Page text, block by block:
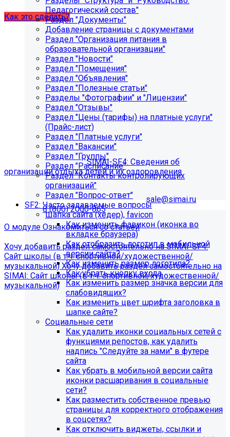
обновлений».
Как это сделать?
Как добавить раздел "Сведения об
организации отдыха детей и их
оздоровления"?
Приобретите модульSIMAI-SF4: Сведения об
организации отдыха детей и их оздоровления
Для приобретения модуля необходимо обратиться в
отдел продаж по электронной почте sale@simai.ru
телефону8 (800) 2000-865
О модуле Ознакомиться со статьей
Хочу добавить раздел самостоятельно на SIMAI-SF4:
Сайт школы (в т.ч. спортивной/художественной/
музыкальной) Хочу добавить раздел самостоятельно на
SIMAI: Сайт школы (в т.ч. спортивной/художественной/
музыкальной)
Информация по появлению ошибки
[MP_LICENSE_VIOLATION] В вашу лицензию не входит
модуль SIMAI-SF4: Сведения об образовательной
организации (simai.sveden)
В связи с новыми требованиями Приказа 1493
Рособнадзора нами были внесены изменения в
поставку готовых решений для образовательных
Теперь в сборку готовых решений для образовательных
организаций входит модуль SIMAI-SF4: Сведения об
образовательной организации (simai.sveden). Для
Педагогический состав"
Раздел "Документы"
Добавление страницы с документами
Раздел "Организация питания в
образовательной организации"
Раздел "Новости"
Раздел "Помещения"
Раздел "Объявления"
Раздел "Полезные статьи"
Разделы "Фотографии" и "Лицензии"
Раздел "Отзывы"
Раздел "Цены (тарифы) на платные услуги"
(Прайс-лист)
Раздел "Платные услуги"
Раздел "Вакансии"
Раздел "Группы"
Раздел "Расписание"
Раздел "Контакты контролирующих
организаций"
Раздел "Вопрос-ответ"
SF2: Часто задаваемые вопросы
Шапка сайта (хедер), favicon
Как изменить фавикон (иконка во
вкладке браузера)
Как отобразить логотип в мобильной
версии сайта?
Как изменить размер логотипа?
Как убрать кнопку входа
Как изменить размер значка версии для
слабовидящих?
Как изменить цвет шрифта заголовка в
шапке сайте?
Социальные сети
Как удалить иконки социальных сетей с
функциями репостов, как удалить
надпись "Следуйте за нами" в футере
сайта
Как убрать в мобильной версии сайта
иконки расшаривания в социальные
сети?
Как разместить собственное превью
страницы для корректного отображения
в соцсетях?
Как отключить виджеты, ссылки и